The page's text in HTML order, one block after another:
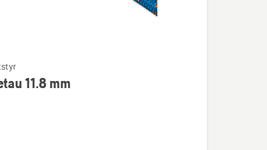
11.8 mm